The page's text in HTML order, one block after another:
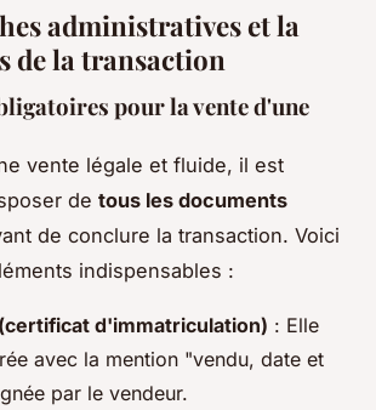
administratives et la
de la transaction
pour la vente d'une
vente légale et fluide, il est
de tous les documents
de conclure la transaction. Voici
indispensables :
d'immatriculation) : Elle
avec la mention "vendu, date et
par le vendeur.